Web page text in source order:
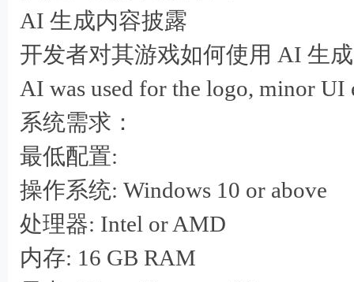
AI 生成内容披露
开发者对其游戏如何使用 AI 生
AI was used for the logo, minor UI
系统需求：
最低配置:
操作系统: Windows 10 or above
处理器: Intel or AMD
内存: 16 GB RAM